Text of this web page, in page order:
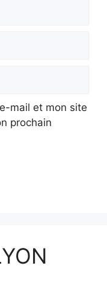
mail et mon site
prochain